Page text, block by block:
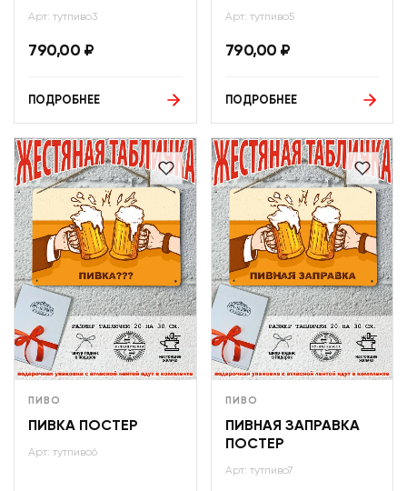
Арт: тутпиво3
790,00 ₽
ПОДРОБНЕЕ
Арт: тутпиво5
790,00 ₽
ПОДРОБНЕЕ
ПИВО
ПИВКА ПОСТЕР
Арт: тутпиво6
ПИВО
ПИВНАЯ ЗАПРАВКА
ПОСТЕР
Арт: тутпиво7